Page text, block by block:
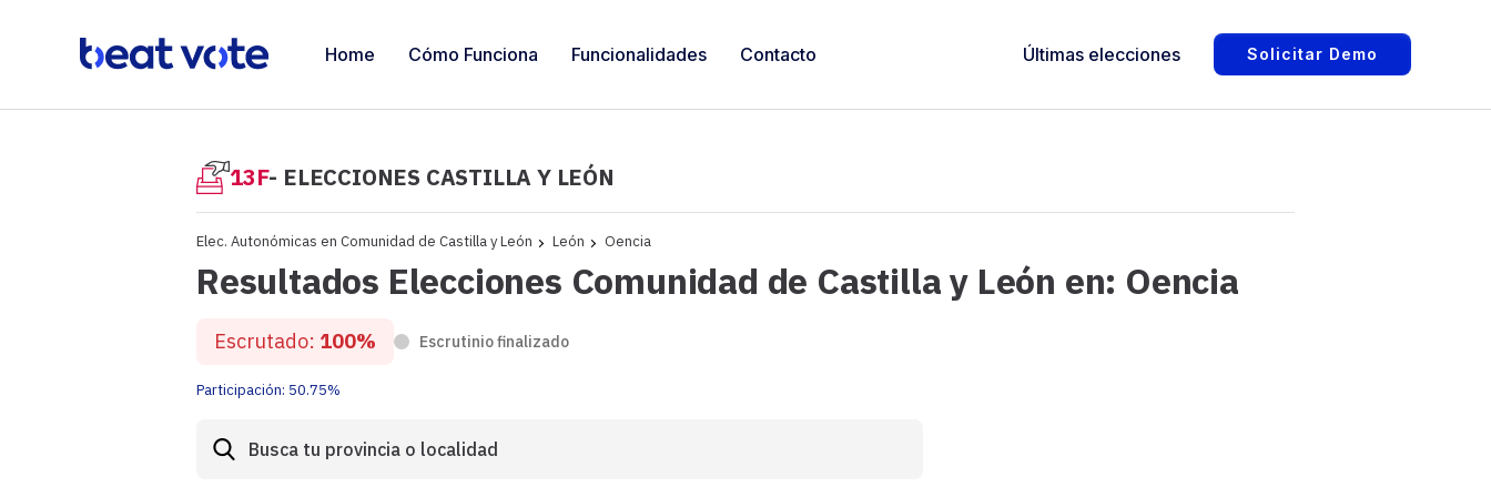
Home Cómo Funciona Funcionalidades Contacto Últimas elecciones Solicitar Demo
13F- ELECCIONES CASTILLA Y LEÓN
Elec. Autonómicas en Comunidad de Castilla y León León Oencia
Resultados Elecciones Comunidad de Castilla y León en: Oencia
Escrutado: 100% Escrutinio finalizado
Participación: 50.75%